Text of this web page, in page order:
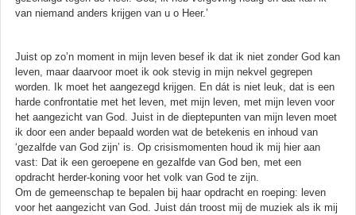
van niemand anders krijgen van u o Heer.’
Juist op zo’n moment in mijn leven besef ik dat ik niet zonder God kan
leven, maar daarvoor moet ik ook stevig in mijn nekvel gegrepen
worden. Ik moet het aangezegd krijgen. En dát is niet leuk, dat is een
harde confrontatie met het leven, met mijn leven, met mijn leven voor
het aangezicht van God. Juist in de dieptepunten van mijn leven moet
ik door een ander bepaald worden wat de betekenis en inhoud van
‘gezalfde van God zijn’ is. Op crisismomenten houd ik mij hier aan
vast: Dat ik een geroepene en gezalfde van God ben, met een
opdracht herder-koning voor het volk van God te zijn.
Om de gemeenschap te bepalen bij haar opdracht en roeping: leven
voor het aangezicht van God. Juist dán troost mij de muziek als ik mij